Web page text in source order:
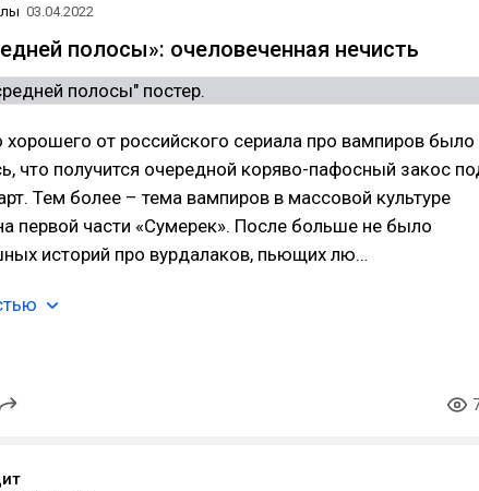
03.04.2022
полосы»: очеловеченная нечисть
от российского сериала про вампиров было
что получится очередной коряво-пафосный закос
Тем более – тема вампиров в массовой культуре
первой части «Сумерек». После больше не было
историй про вурдалаков, пьющих лю…